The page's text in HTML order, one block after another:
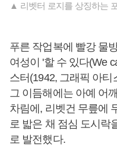
▲ 리벳터 로지를 상징하는
푸른 작업복에 빨강 물
여성이 '할 수 있다(We
스터(1942, 그래픽 아티
그 이듬해에는 아예 어
차림에, 리벳건 무릎에
로 밟은 채 점심 도시락
로 발전했다.